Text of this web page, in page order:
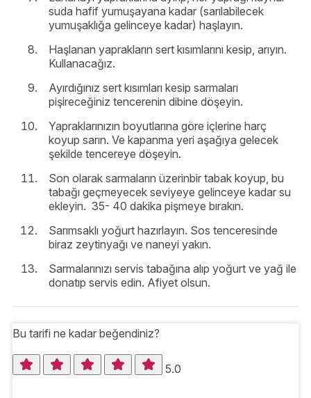
suda hafif yumuşayana kadar (sarılabilecek
yumuşaklığa gelinceye kadar) haşlayın.
Haşlanan yaprakların sert kısımlarını kesip, arıyın.
Kullanacağız.
Ayırdığınız sert kısımları kesip sarmaları
pişireceğiniz tencerenin dibine döşeyin.
Yapraklarınızın boyutlarına göre içlerine harç
koyup sarın. Ve kapanma yeri aşağıya gelecek
şekilde tencereye döşeyin.
Son olarak sarmaların üzerinbir tabak koyup, bu
tabağı geçmeyecek seviyeye gelinceye kadar su
ekleyin. 35- 40 dakika pişmeye bırakın.
Sarımsaklı yoğurt hazırlayın. Sos tenceresinde
biraz zeytinyağı ve naneyi yakın.
Sarmalarınızı servis tabağına alıp yoğurt ve yağ ile
donatıp servis edin. Afiyet olsun.
Bu tarifi ne kadar beğendiniz?
5.0